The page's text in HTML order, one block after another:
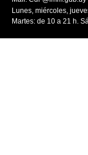
Lunes, miércoles,
Martes: de 10 a 21 h.